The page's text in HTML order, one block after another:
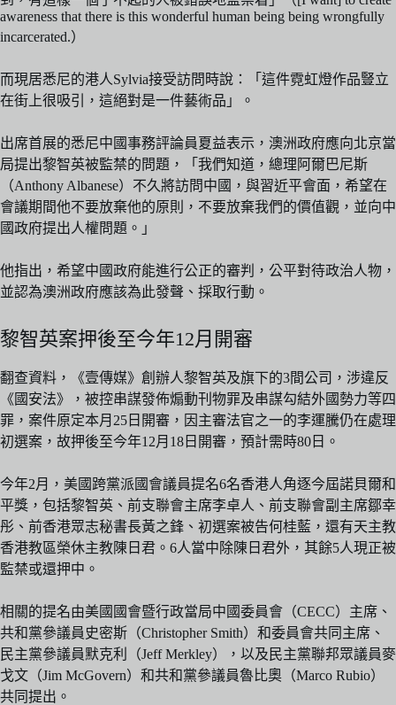
awareness that there is this wonderful human being being wrongfully
incarcerated.）
而現居悉尼的港人Sylvia接受訪問時說：「這件霓虹燈作品豎立
在街上很吸引，這絕對是一件藝術品」。
出席首展的悉尼中國事務評論員夏益表示，澳洲政府應向北京當
局提出黎智英被監禁的問題，「我們知道，總理阿爾巴尼斯
（Anthony Albanese）不久將訪問中國，與習近平會面，希望在
會議期間他不要放棄他的原則，不要放棄我們的價值觀，並向中
國政府提出人權問題。」
他指出，希望中國政府能進行公正的審判，公平對待政治人物，
並認為澳洲政府應該為此發聲、採取行動。
黎智英案押後至今年12月開審
翻查資料，《壹傳媒》創辦人黎智英及旗下的3間公司，涉違反
《國安法》，被控串謀發佈煽動刊物罪及串謀勾結外國勢力等四
罪，案件原定本月25日開審，因主審法官之一的李運騰仍在處理
初選案，故押後至今年12月18日開審，預計需時80日。
今年2月，美國跨黨派國會議員提名6名香港人角逐今屆諾貝爾和
平獎，包括黎智英、前支聯會主席李卓人、前支聯會副主席鄒幸
彤、前香港眾志秘書長黃之鋒、初選案被告何桂藍，還有天主教
香港教區榮休主教陳日君。6人當中除陳日君外，其餘5人現正被
監禁或還押中。
相關的提名由美國國會暨行政當局中國委員會（CECC）主席、
共和黨參議員史密斯（Christopher Smith）和委員會共同主席、
民主黨參議員默克利（Jeff Merkley），以及民主黨聯邦眾議員麥
戈文（Jim McGovern）和共和黨參議員魯比奧（Marco Rubio）
共同提出。